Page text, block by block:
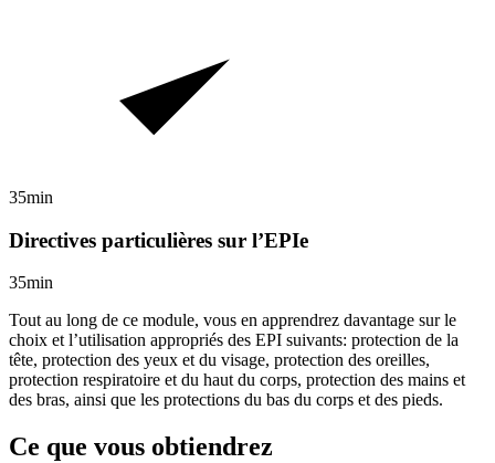
35min
Directives particulières sur l’EPIe
35min
Tout au long de ce module, vous en apprendrez davantage sur le
choix et l’utilisation appropriés des EPI suivants: protection de la
tête, protection des yeux et du visage, protection des oreilles,
protection respiratoire et du haut du corps, protection des mains et
des bras, ainsi que les protections du bas du corps et des pieds.
Ce que vous obtiendrez